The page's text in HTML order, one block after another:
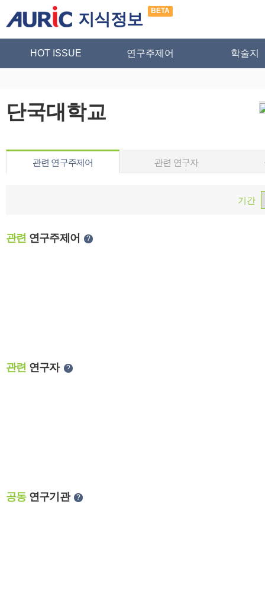
지식정보 BETA
HOT ISSUE 연구주제어 학술지
단국대학교
관련 연구주제어 관련 연구자
기간
관련 연구주제어 ?
관련 연구자 ?
공동연구기관 ?